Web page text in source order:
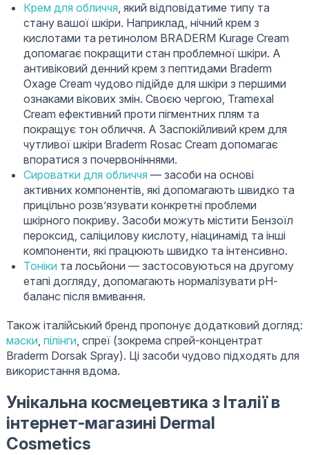
Крем для обличчя, який відповідатиме типу та
стану вашої шкіри. Наприклад, нічний крем з
кислотами та ретинолом BRADERM Kurage Cream
допомагає покращити стан проблемної шкіри. А
антивіковий денний крем з пептидами Braderm
Oxage Cream чудово підійде для шкіри з першими
ознаками вікових змін. Своєю чергою, Tramexal
Cream ефективний проти пігментних плям та
покращує тон обличчя. А Заспокійливий крем для
чутливої шкіри Braderm Rosac Cream допомагає
впоратися з почервоніннями.
Сироватки для обличчя — засоби на основі
активних компонентів, які допомагають швидко та
прицільно розв’язувати конкретні проблеми
шкірного покриву. Засоби можуть містити Бензоїл
пероксид, саліцилову кислоту, ніацинамід та інші
компоненти, які працюють швидко та інтенсивно.
Тоніки та лосьйони — застосовуються на другому
етапі догляду, допомагають нормалізувати рН-
баланс після вмивання.
Також італійський бренд пропонує додатковий догляд:
маски, пілінги, спреї (зокрема спрей-концентрат
Braderm Dorsak Spray). Ці засоби чудово підходять для
використання вдома.
Унікальна космецевтика з Італії в
інтернет-магазині Dermal
Cosmetics